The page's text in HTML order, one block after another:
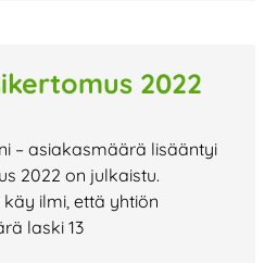
2022
– asiakasmäärä lisääntyi
2022 on julkaistu.
ilmi, että yhtiön
laski 13